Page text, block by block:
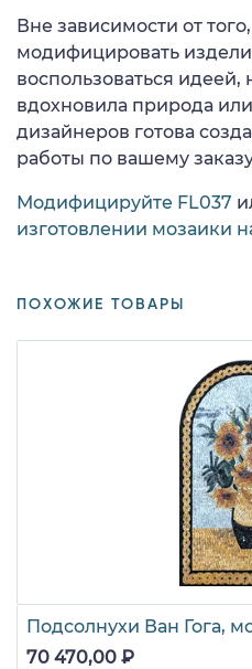
Вне зависимости от
модифицировать
воспользоваться идеей,
вдохновила природа
дизайнеров готова
работы по вашему
Модифицируйте FL037
изготовлении мозаики
ПОХОЖИЕ ТОВАРЫ
Подсолнухи Ван Гога,
70 470,00 ₽